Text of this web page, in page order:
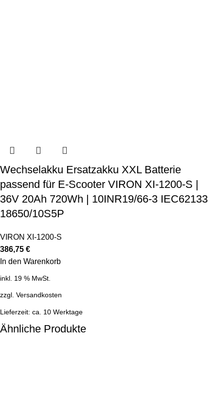
Wechselakku Ersatzakku XXL Batterie
passend für E-Scooter VIRON XI-1200-S |
36V 20Ah 720Wh | 10INR19/66-3 IEC62133
18650/10S5P
VIRON XI-1200-S
386,75 €
In den Warenkorb
inkl. 19 % MwSt.
zzgl. Versandkosten
Lieferzeit: ca. 10 Werktage
Ähnliche Produkte